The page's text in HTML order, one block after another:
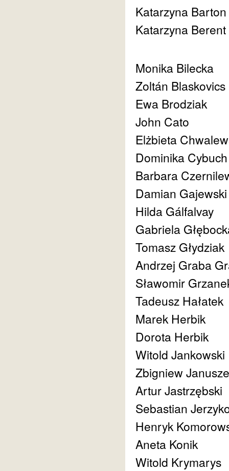
Katarzyna Barton
Katarzyna Berent
Monika Bilecka
Zoltán Blaskovics
Ewa Brodziak
John Cato
Elżbieta
Dominika Cybuch
Barbara
Damian Gajewski
Hilda Gálfalvay
Gabriela
Tomasz Głydziak
Andrzej Graba
Sławomir
Tadeusz Hałatek
Marek Herbik
Dorota Herbik
Witold Jankowski
Zbigniew
Artur Jastrzębski
Sebastian
Henryk
Aneta Konik
Witold Krymarys